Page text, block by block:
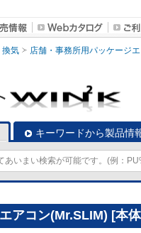
換気 店舗・事務所用パッケージ
キーワードから製品情
アコン(Mr.SLIM) [本